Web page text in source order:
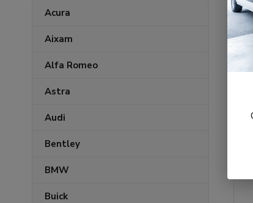
Acura
Aixam
Alfa Romeo
Astra
Audi
Bentley
BMW
Buick
Úvod